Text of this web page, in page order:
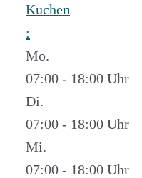
Kuchen
:
Mo.
07:00 - 18:00
Di.
07:00 - 18:00
Mi.
07:00 - 18:00